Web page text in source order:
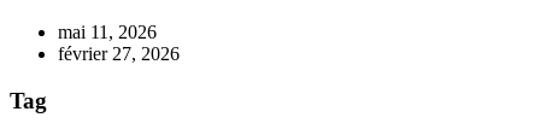
mai 11, 2026
février 27, 2026
Tag